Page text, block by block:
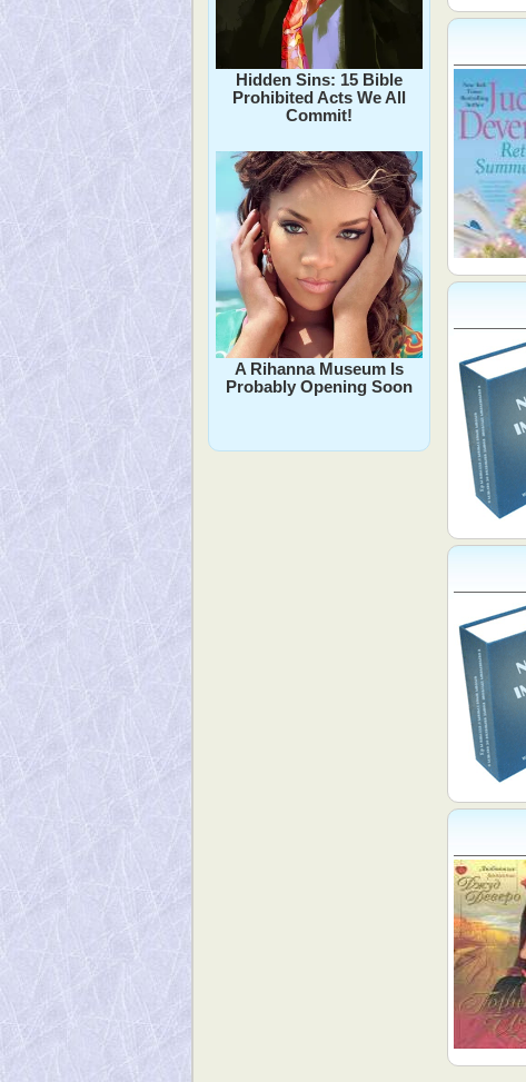
Hidden Sins: 15 Bible
Prohibited Acts We All
Commit!
A Rihanna Museum Is
Probably Opening Soon